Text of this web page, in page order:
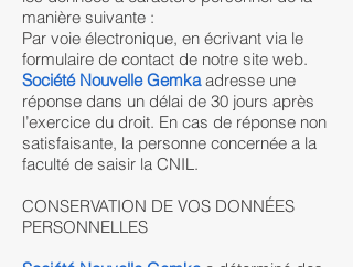
manière suivante :
Par voie électronique, en écrivant via le
formulaire de contact de notre site web.
Société Nouvelle Gemkaadresse une
réponse dans un délai de 30 jours après
l’exercice du droit. En cas de réponse non
satisfaisante, la personne concernée a la
faculté de saisir la CNIL.
CONSERVATION DE VOS DONNÉES
PERSONNELLES